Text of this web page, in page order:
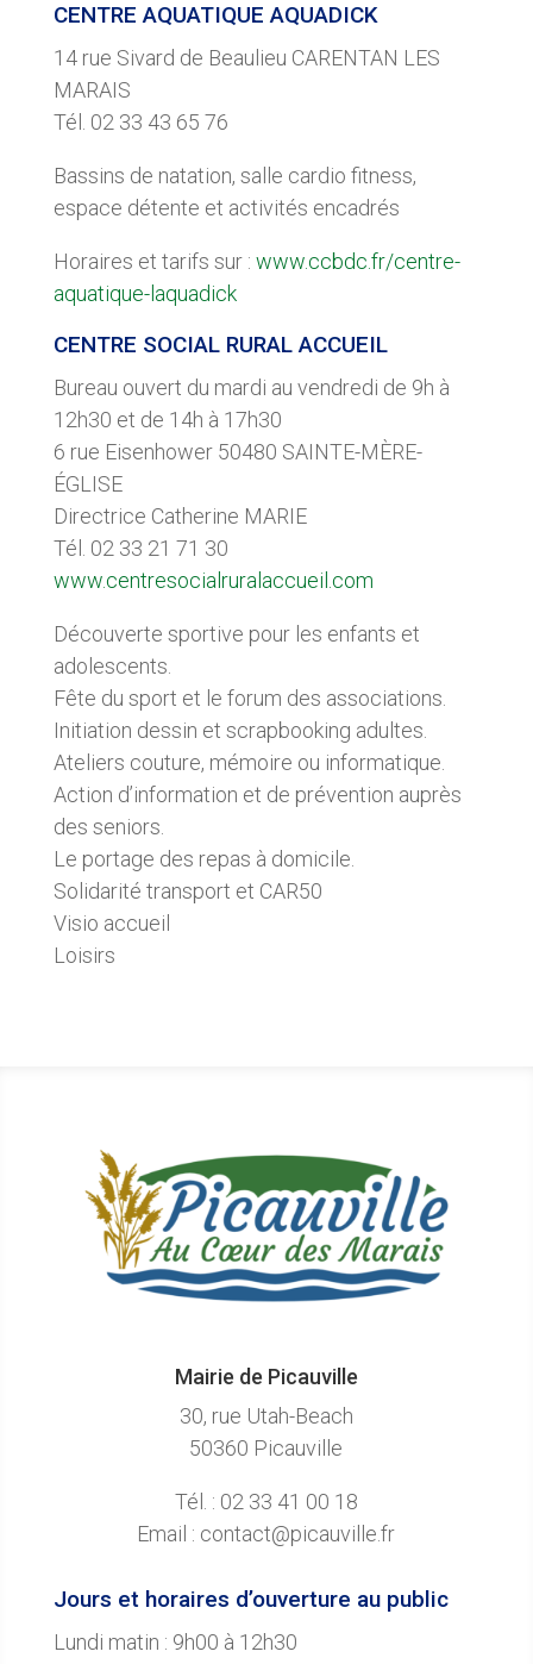
CENTRE AQUATIQUE AQUADICK
14 rue Sivard de Beaulieu CARENTAN LES
MARAIS
Tél. 02 33 43 65 76
Bassins de natation, salle cardio fitness,
espace détente et activités encadrés
Horaires et tarifs sur : www.ccbdc.fr/centre-
aquatique-laquadick
CENTRE SOCIAL RURAL ACCUEIL
Bureau ouvert du mardi au vendredi de 9h à
12h30 et de 14h à 17h30
6 rue Eisenhower 50480 SAINTE-MÈRE-
ÉGLISE
Directrice Catherine MARIE
Tél. 02 33 21 71 30
www.centresocialruralaccueil.com
Découverte sportive pour les enfants et
adolescents.
Fête du sport et le forum des associations.
Initiation dessin et scrapbooking adultes.
Ateliers couture, mémoire ou informatique.
Action d’information et de prévention auprès
des seniors.
Le portage des repas à domicile.
Solidarité transport et CAR50
Visio accueil
Loisirs
Mairie de Picauville
30, rue Utah-Beach
50360 Picauville
Tél. : 02 33 41 00 18
Email : contact@picauville.fr
Jours et horaires d’ouverture au public
Lundi matin : 9h00 à 12h30